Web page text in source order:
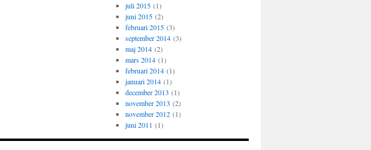
juli 2015(1)
juni 2015(2)
februari 2015(3)
september 2014(3)
maj 2014(2)
mars 2014(1)
februari 2014(1)
januari 2014(1)
december 2013 (1)
november 2013 (2)
november 2012(1)
juni 2011 (1)